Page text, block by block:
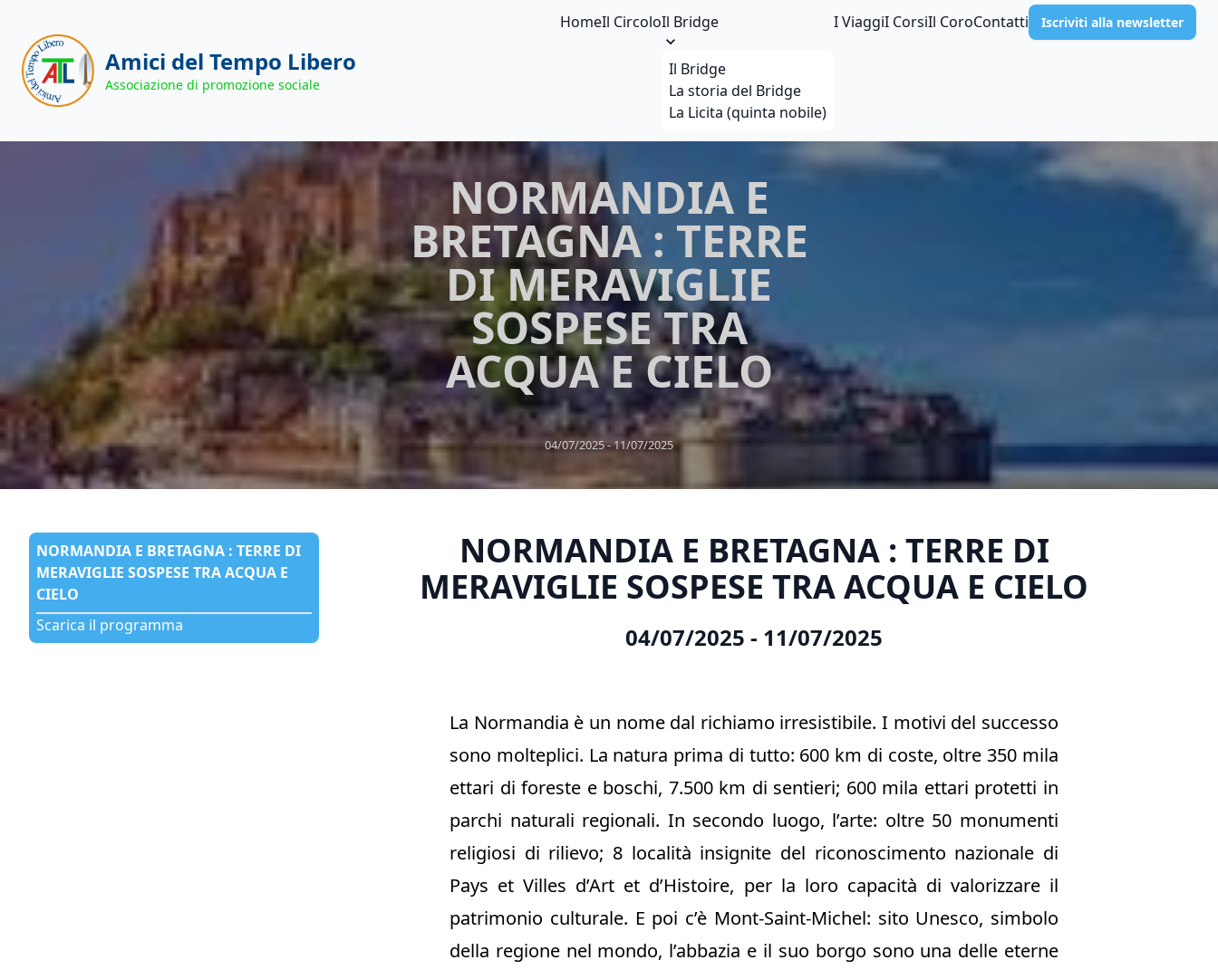
Amici del Tempo Libero
Associazione di promozione sociale
HomeIl CircoloIl Bridge
Il Bridge
La storia del Bridge
La Licita (quinta nobile)
I ViaggiI CorsiIl CoroContatti Iscriviti alla newsletter
NORMANDIA E
BRETAGNA : TERRE
DI MERAVIGLIE
SOSPESE TRA
ACQUA E CIELO
04/07/2025 ‐ 11/07/2025
NORMANDIA E BRETAGNA : TERRE DI
MERAVIGLIE SOSPESE TRA ACQUA E
CIELO
Scarica il programma
NORMANDIA E BRETAGNA : TERRE DI
MERAVIGLIE SOSPESE TRA ACQUA E CIELO
04/07/2025 ‐ 11/07/2025
La Normandia è un nome dal richiamo irresistibile. I motivi del successo
sono molteplici. La natura prima di tutto: 600 km di coste, oltre 350 mila
ettari di foreste e boschi, 7.500 km di sentieri; 600 mila ettari protetti in
parchi naturali regionali. In secondo luogo, l’arte: oltre 50 monumenti
religiosi di rilievo; 8 località insignite del riconoscimento nazionale di
Pays et Villes d’Art et d’Histoire, per la loro capacità di valorizzare il
patrimonio culturale. E poi c’è Mont-Saint-Michel: sito Unesco, simbolo
della regione nel mondo, l’abbazia e il suo borgo sono una delle eterne